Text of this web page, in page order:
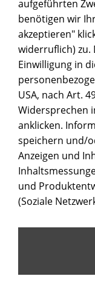
aufgeführten
benötigen wir
akzeptieren"
widerruflich) zu.
Einwilligung in
USA, nach Art.
Widersprechen
anklicken.
speichern und/
Anzeigen und
und
(Soziale